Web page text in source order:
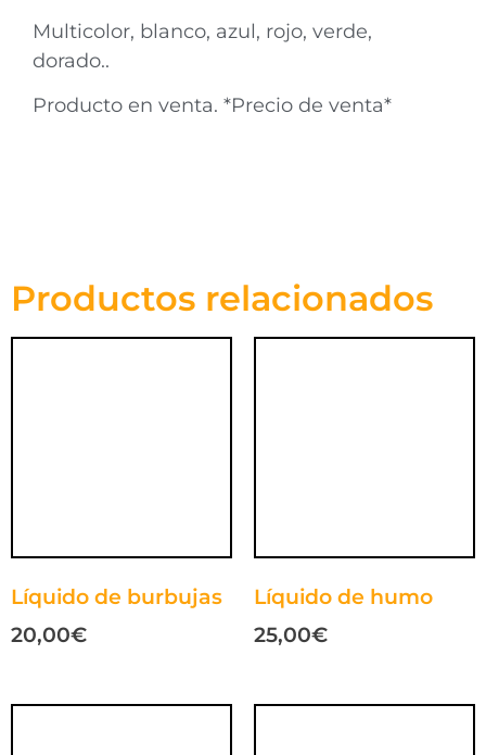
Multicolor, blanco, azul, rojo, verde,
dorado..
Producto en venta. *Precio de venta*
Productos relacionados
Líquido de burbujas
20,00€
Líquido de humo
25,00€